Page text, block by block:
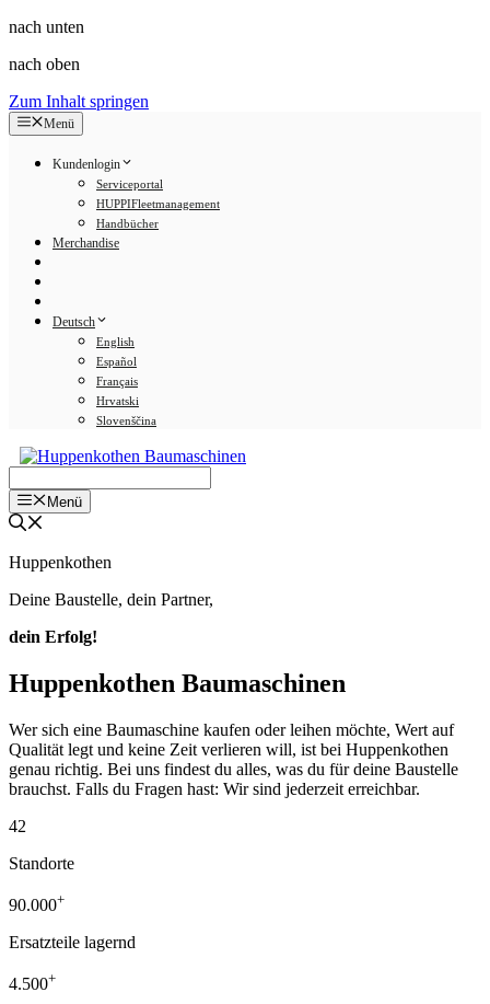
nach unten
nach oben
Zum Inhalt springen
Menü
Kundenlogin
Serviceportal
HUPPIFleetmanagement
Handbücher
Merchandise
Deutsch
English
Español
Français
Hrvatski
Slovenščina
Menü
Huppenkothen
Deine Baustelle, dein Partner,
dein Erfolg!
Huppenkothen Baumaschinen
Wer sich eine Baumaschine kaufen oder leihen möchte, Wert auf
Qualität legt und keine Zeit verlieren will, ist bei Huppenkothen
genau richtig. Bei uns findest du alles, was du für deine Baustelle
brauchst. Falls du Fragen hast: Wir sind jederzeit erreichbar.
42
Standorte
90.000+
Ersatzteile lagernd
4.500+